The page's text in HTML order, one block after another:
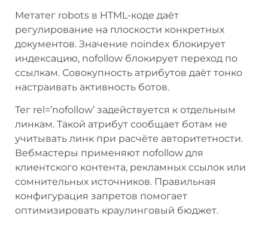
Метатег robots в HTML-коде даёт
регулирование на плоскости конкретных
документов. Значение noindex блокирует
индексацию, nofollow блокирует переход по
ссылкам. Совокупность атрибутов даёт тонко
настраивать активность ботов.
Тег rel=’nofollow’ задействуется к отдельным
линкам. Такой атрибут сообщает ботам не
учитывать линк при расчёте авторитетности.
Вебмастеры применяют nofollow для
клиентского контента, рекламных ссылок или
сомнительных источников. Правильная
конфигурация запретов помогает
оптимизировать краулинговый бюджет.